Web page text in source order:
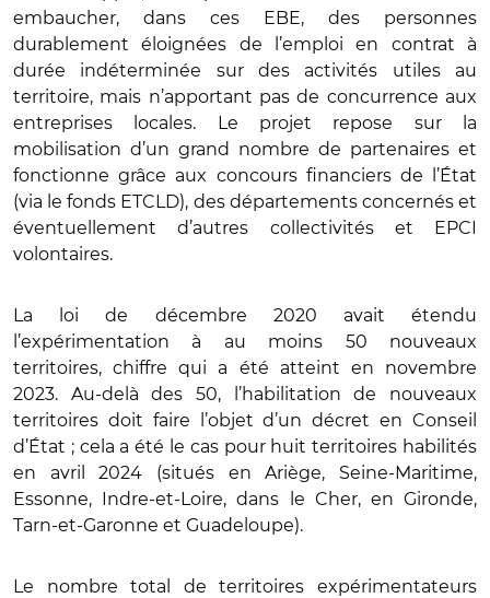
embaucher, dans ces EBE, des personnes
durablement éloignées de l’emploi en contrat à
durée indéterminée sur des activités utiles au
territoire, mais n’apportant pas de concurrence aux
entreprises locales. Le projet repose sur la
mobilisation d’un grand nombre de partenaires et
fonctionne grâce aux concours financiers de l’État
(via le fonds ETCLD), des départements concernés et
éventuellement d’autres collectivités et EPCI
volontaires.
La loi de décembre 2020 avait étendu
l’expérimentation à au moins 50 nouveaux
territoires, chiffre qui a été atteint en novembre
2023. Au-delà des 50, l’habilitation de nouveaux
territoires doit faire l’objet d’un décret en Conseil
d’État ; cela a été le cas pour huit territoires habilités
en avril 2024 (situés en Ariège, Seine-Maritime,
Essonne, Indre-et-Loire, dans le Cher, en Gironde,
Tarn-et-Garonne et Guadeloupe).
Le nombre total de territoires expérimentateurs